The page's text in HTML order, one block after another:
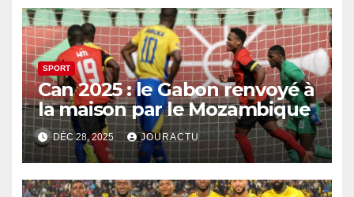
SPORT
Can 2025 : le Gabon renvoyé à
la maison par le Mozambique
DÉC 28, 2025 JOURACTU